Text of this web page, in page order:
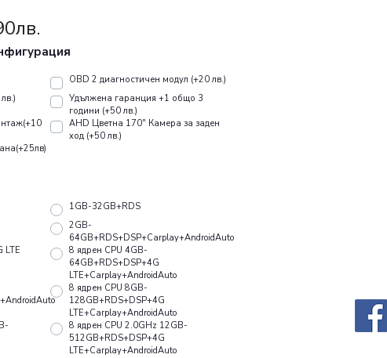
OBD 2 диагностичен модул (+20 лв.)
Удължена гаранция +1 общо 3
години (+50 лв.)
AHD Цветна 170" Камера за заден
ход (+50 лв.)
1GB-32GB+RDS
2GB-
64GB+RDS+DSP+Carplay+AndroidAuto
LTE
8 ядрен CPU 4GB-
64GB+RDS+DSP+4G
LTE+Carplay+AndroidAuto
8 ядрен CPU 8GB-
128GB+RDS+DSP+4G
LTE+Carplay+AndroidAuto
8 ядрен CPU 2.0GHz 12GB-
512GB+RDS+DSP+4G
LTE+Carplay+AndroidAuto